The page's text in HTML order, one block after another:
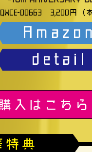
QWCE-00663 3,200円（